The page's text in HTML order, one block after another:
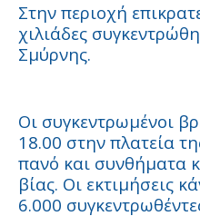
Στην περιοχή
χιλιάδες
Σμύρνης.
Οι συγκεντρωμένοι
18.00 στην πλατεία
πανό και συνθήματα
βίας. Οι εκτιμήσεις
6.000